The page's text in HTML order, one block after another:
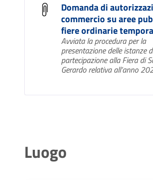
Domanda di
commercio su aree
fiere ordinarie
Avviata la procedura per la
presentazione delle istanze
partecipazione alla Fiera di
Gerardo relativa all’anno
Luogo